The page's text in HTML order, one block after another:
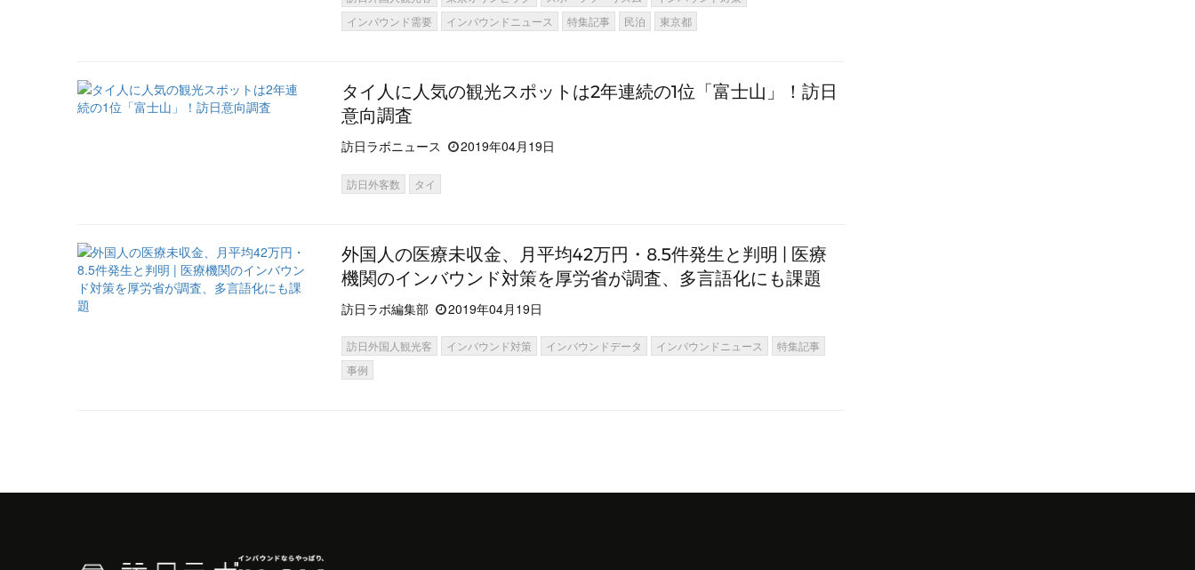
インバウンド需要
インバウンドニュース 特集記事 民泊 東京都
タイ人に人気の観光スポットは2年連続の1位「富士山」！訪日
意向調査
訪日ラボニュース 2019年04月19日
訪日外客数 タイ
外国人の医療未収金、月平均42万円・8.5件発生と判明 | 医療
機関のインバウンド対策を厚労省が調査、多言語化にも課題
訪日ラボ編集部 2019年04月19日
訪日外国人観光客 インバウンド対策 インバウンドデータ インバウンドニュース
特集記事
事例